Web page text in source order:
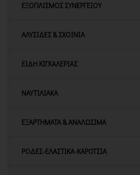
ΕΞΟΠΛΙΣΜΟΣ ΣΥΝΕΡΓΕΙΟΥ
ΑΛΥΣΙΔΕΣ & ΣΧΟΙΝΙΑ
ΕΙΔΗ ΚΙΓΚΑΛΕΡΙΑΣ
ΝΑΥΤΙΛΙΑΚΑ
ΕΞΑΡΤΗΜΑΤΑ & ΑΝΑΛΩΣΙΜΑ
ΡΟΔΕΣ-ΕΛΑΣΤΙΚΑ-ΚΑΡΟΤΣΙΑ